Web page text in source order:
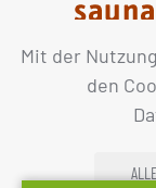
Mit der
den